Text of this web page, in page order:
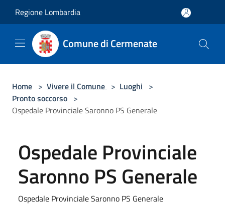
Regione Lombardia
Comune di Cermenate
Home > Vivere il Comune > Luoghi >
Pronto soccorso >
Ospedale Provinciale Saronno PS Generale
Ospedale Provinciale
Saronno PS Generale
Ospedale Provinciale Saronno PS Generale